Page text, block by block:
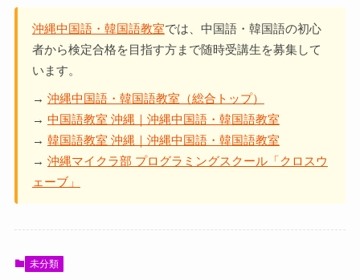
沖縄中国語・韓国語教室では、中国語・韓国語の初心
者から検定合格を目指す方まで随時受講生を募集して
います。
→ 沖縄中国語・韓国語教室（総合トップ）
→ 中国語教室 沖縄｜沖縄中国語・韓国語教室
→ 韓国語教室 沖縄｜沖縄中国語・韓国語教室
→ 沖縄マイクラ部 プログラミングスクール「クロスウ
ェーブ」
未分類